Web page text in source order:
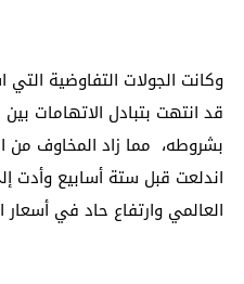
قد انتهت بتبادل الاتهامات
بشروطه، مما زاد المخاوف من
اندلعت قبل ستة أسابيع وأدت
العالمي وارتفاع حاد في أسعار